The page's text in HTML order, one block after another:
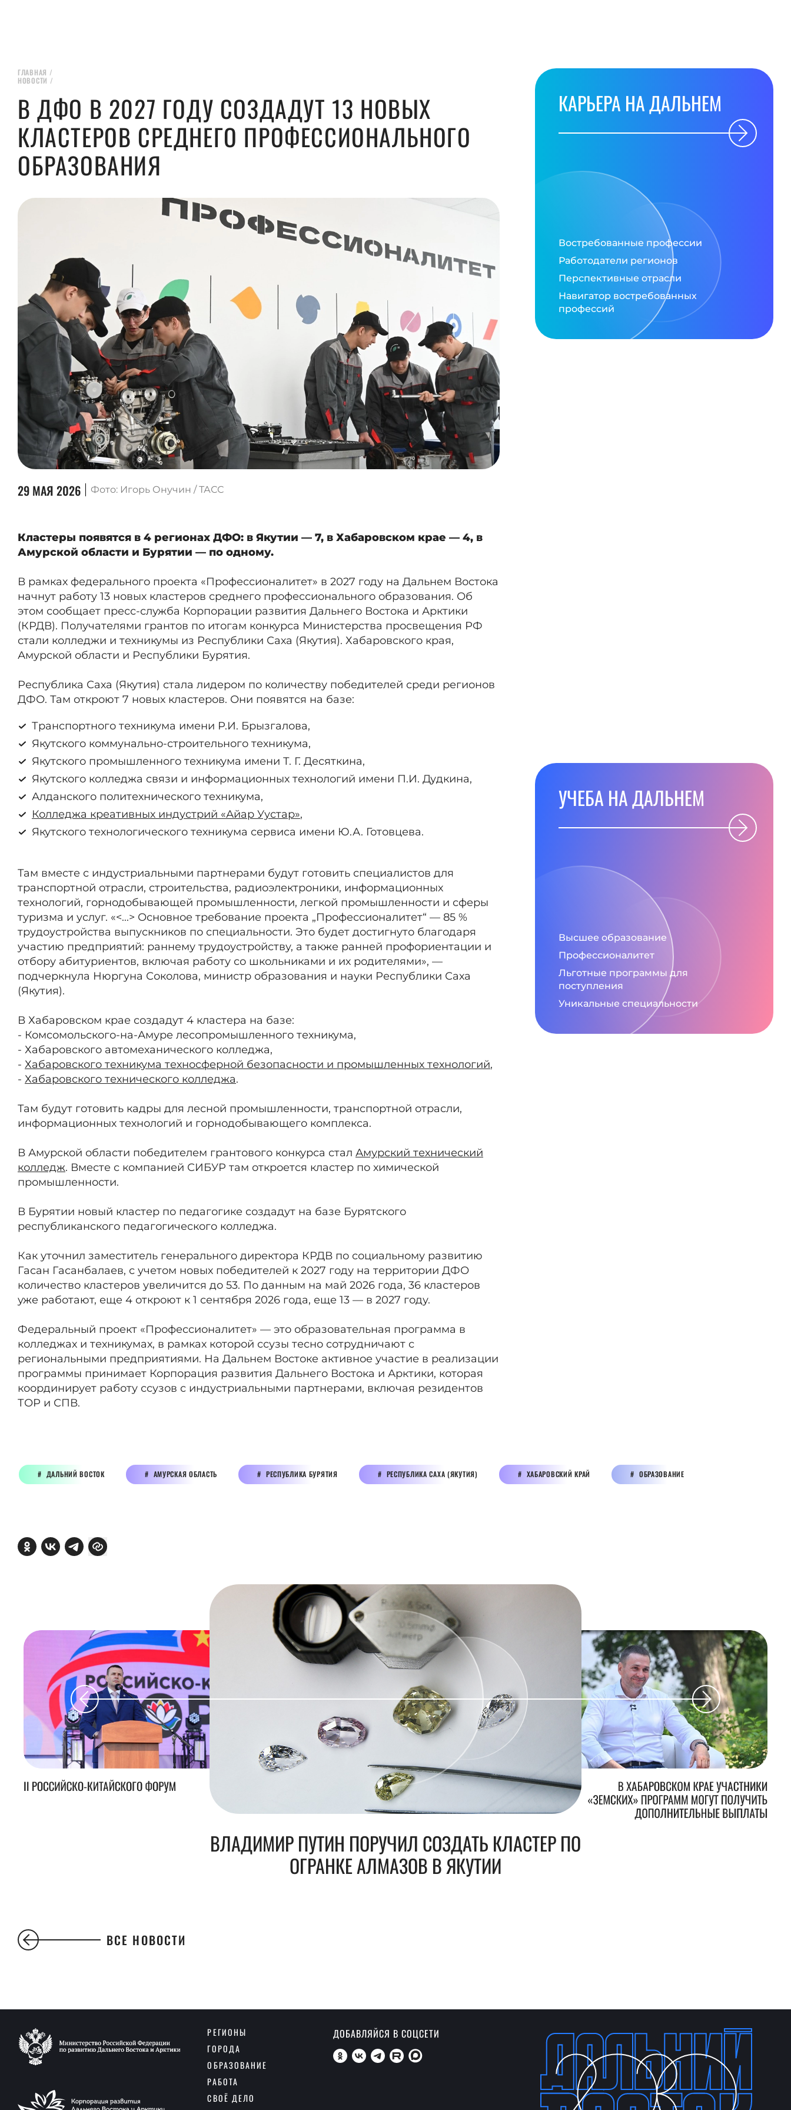
ГЛАВНАЯ /
НОВОСТИ /
В ДФО В 2027 ГОДУ СОЗДАДУТ 13 НОВЫХ
КЛАСТЕРОВ СРЕДНЕГО ПРОФЕССИОНАЛЬНОГО
ОБРАЗОВАНИЯ
29 МАЯ 2026 Фото: Игорь Онучин / ТАСС
Кластеры появятся в 4 регионах ДФО: в Якутии — 7, в Хабаровском крае — 4, в
Амурской области и Бурятии — по одному.
В рамках федерального проекта «Профессионалитет» в 2027 году на Дальнем Востока
начнут работу 13 новых кластеров среднего профессионального образования. Об
этом сообщает пресс-служба Корпорации развития Дальнего Востока и Арктики
(КРДВ). Получателями грантов по итогам конкурса Министерства просвещения РФ
стали колледжи и техникумы из Республики Саха (Якутия). Хабаровского края,
Амурской области и Республики Бурятия.
Республика Саха (Якутия) стала лидером по количеству победителей среди регионов
ДФО. Там откроют 7 новых кластеров. Они появятся на базе:
Транспортного техникума имени Р.И. Брызгалова,
Якутского коммунально-строительного техникума,
Якутского промышленного техникума имени Т. Г. Десяткина,
Якутского колледжа связи и информационных технологий имени П.И. Дудкина,
Алданского политехнического техникума,
Колледжа креативных индустрий «Айар Уустар»,
Якутского технологического техникума сервиса имени Ю.А. Готовцева.
Там вместе с индустриальными партнерами будут готовить специалистов для
транспортной отрасли, строительства, радиоэлектроники, информационных
технологий, горнодобывающей промышленности, легкой промышленности и сферы
туризма и услуг. «<...> Основное требование проекта „Профессионалитет“ — 85 %
трудоустройства выпускников по специальности. Это будет достигнуто благодаря
участию предприятий: раннему трудоустройству, а также ранней профориентации и
отбору абитуриентов, включая работу со школьниками и их родителями», —
подчеркнула Нюргуна Соколова, министр образования и науки Республики Саха
(Якутия).
В Хабаровском крае создадут 4 кластера на базе:
- Комсомольского-на-Амуре лесопромышленного техникума,
- Хабаровского автомеханического колледжа,
- Хабаровского техникума техносферной безопасности и промышленных технологий,
- Хабаровского технического колледжа.
Там будут готовить кадры для лесной промышленности, транспортной отрасли,
информационных технологий и горнодобывающего комплекса.
В Амурской области победителем грантового конкурса стал Амурский технический
колледж. Вместе с компанией СИБУР там откроется кластер по химической
промышленности.
В Бурятии новый кластер по педагогике создадут на базе Бурятского
республиканского педагогического колледжа.
Как уточнил заместитель генерального директора КРДВ по социальному развитию
Гасан Гасанбалаев, с учетом новых победителей к 2027 году на территории ДФО
количество кластеров увеличится до 53. По данным на май 2026 года, 36 кластеров
уже работают, еще 4 откроют к 1 сентября 2026 года, еще 13 — в 2027 году.
Федеральный проект «Профессионалитет» — это образовательная программа в
колледжах и техникумах, в рамках которой ссузы тесно сотрудничают с
региональными предприятиями. На Дальнем Востоке активное участие в реализации
программы принимает Корпорация развития Дальнего Востока и Арктики, которая
координирует работу ссузов с индустриальными партнерами, включая резидентов
ТОР и СПВ.
КАРЬЕРА НА ДАЛЬНЕМ
Востребованные профессии
Работодатели регионов
Перспективные отрасли
Навигатор востребованных
профессий
УЧЕБА НА ДАЛЬНЕМ
Высшее образование
Профессионалитет
Льготные программы для
поступления
Уникальные специальности
ДАЛЬНИЙ ВОСТОК АМУРСКАЯ ОБЛАСТЬ РЕСПУБЛИКА БУРЯТИЯ РЕСПУБЛИКА САХА (ЯКУТИЯ) ХАБАРОВСКИЙ КРАЙ ОБРАЗОВАНИЕ
II РОССИЙСКО-КИТАЙСКОГО ФОРУМ
ВЛАДИМИР ПУТИН ПОРУЧИЛ СОЗДАТЬ КЛАСТЕР ПО
ОГРАНКЕ АЛМАЗОВ В ЯКУТИИ
В ХАБАРОВСКОМ КРАЕ УЧАСТНИКИ
«ЗЕМСКИХ» ПРОГРАММ МОГУТ ПОЛУЧИТЬ
ДОПОЛНИТЕЛЬНЫЕ ВЫПЛАТЫ
ВСЕ НОВОСТИ
РЕГИОНЫ
ГОРОДА
ОБРАЗОВАНИЕ
РАБОТА
СВОЁ ДЕЛО
ДОБАВЛЯЙСЯ В СОЦСЕТИ